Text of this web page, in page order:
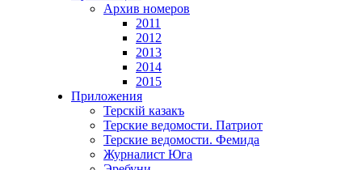
Архив номеров
2011
2012
2013
2014
2015
Приложения
Терскiй казакъ
Терские ведомости. Патриот
Терские ведомости. Фемида
Журналист Юга